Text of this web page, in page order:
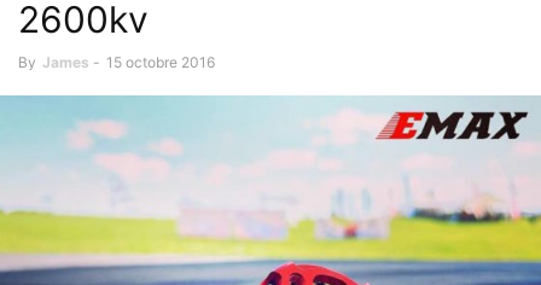
2600kv
By James - 15 octobre 2016